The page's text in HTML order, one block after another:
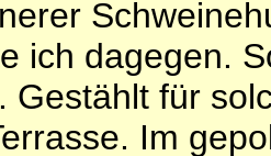
ich dagegen.
Gestählt für
Im